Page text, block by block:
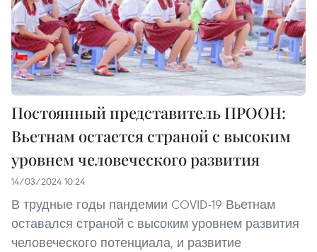
Постоянный представитель ПРООН:
Вьетнам остается страной с высоким
уровнем человеческого развития
14/03/2024 10:24
В трудные годы пандемии COVID-19 Вьетнам
оставался страной с высоким уровнем развития
человеческого потенциала, и развитие